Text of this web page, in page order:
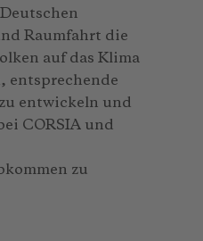
Raumfahrt die
auf das Klima
entsprechende
entwickeln und
CORSIA und
zu